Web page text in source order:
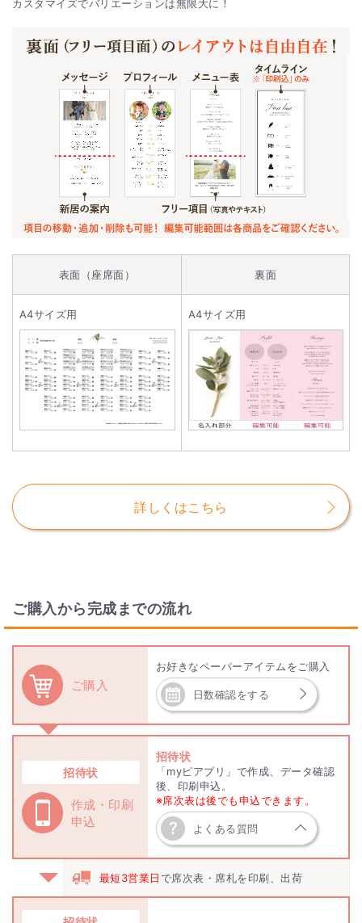
カスタマイズでバリエーションは無限大に！
表面（座席面） 裏面
A4サイズ用 A4サイズ用
詳しくはこちら
ご購入から完成までの流れ
ご購入
お好きなペーパーアイテムをご購入
日数確認をする
招待状
作成・印刷
申込
招待状
「myピアプリ」で作成、データ確認
後、印刷申込。
※席次表は後でも申込できます。
よくある質問
最短3営業日で席次表・席札を印刷、出荷